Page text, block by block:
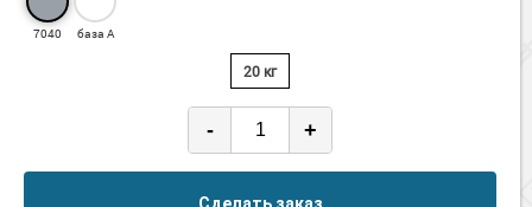
7040 база А
20 кг
- +
Сделать заказ